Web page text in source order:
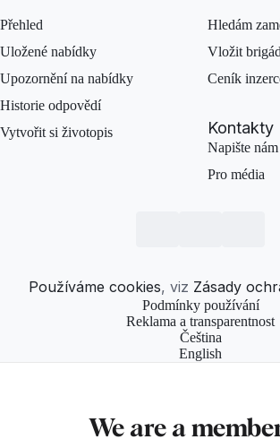
Přehled
Uložené nabídky
Upozornění na nabídky
Historie odpovědí
Vytvořit si životopis
Hledám
Vložit
Ceník
Kontakty
Napište nám
Pro média
Používáme cookies, viz Zásady
Podmínky používání
Reklama a transparentnost
Čeština
English
We are a